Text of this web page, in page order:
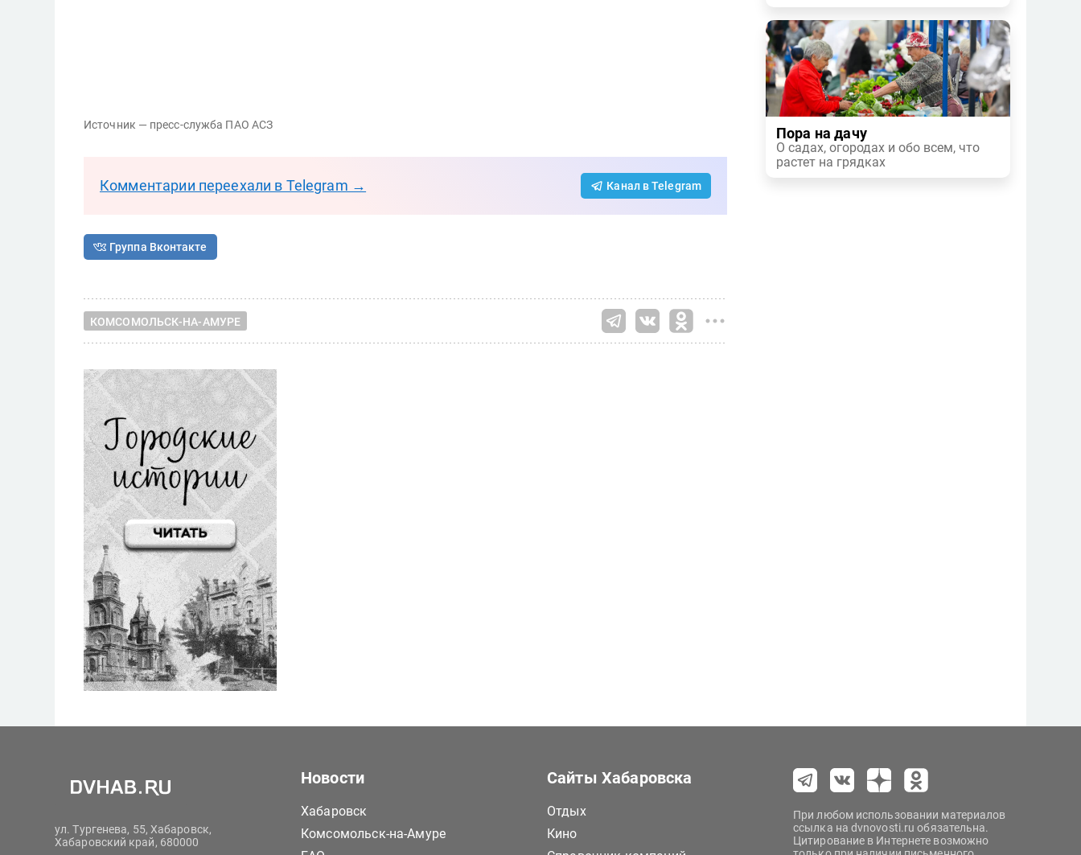
Источник — пресс-служба ПАО АСЗ
Комментарии переехали в Telegram → Канал в Telegram
Группа Вконтакте
КОМСОМОЛЬСК-НА-АМУРЕ
Пора на дачу
О садах, огородах и обо всем, что
растет на грядках
ул. Тургенева, 55, Хабаровск,
Хабаровский край, 680000
Новости
Хабаровск
Комсомольск-на-Амуре
Сайты Хабаровска
Отдых
Кино
При любом использовании материалов
ссылка на dvnovosti.ru обязательна.
Цитирование в Интернете возможно